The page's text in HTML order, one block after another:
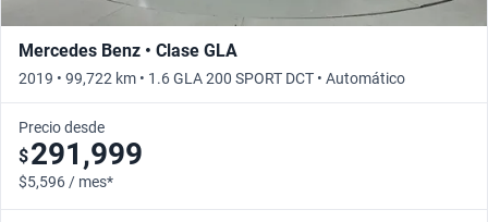
Mercedes Benz • Clase GLA
2019 • 99,722 km • 1.6 GLA 200 SPORT DCT • Automático
Precio desde
$291,999
$5,596 / mes*